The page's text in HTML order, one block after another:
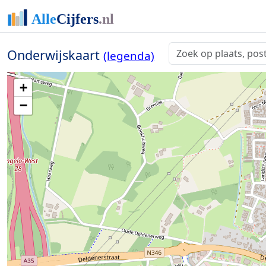
Onderwijskaart (legenda)
+
−